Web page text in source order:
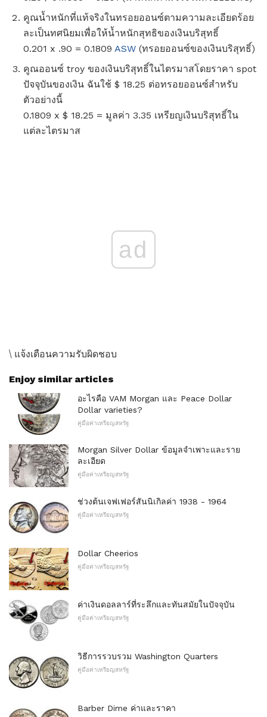
คูณน้ำหนักที่แท้จริงในทรอยออนซ์ตามความละเอียดร้อย
ละเป็นทศนิยมเพื่อให้น้ำหนักสุทธิของเงินบริสุทธิ์
0.201 x .90 = 0.1809 ASW (ทรอยออนซ์ของเงินบริสุทธิ์)
คูณออนซ์ troy ของเงินบริสุทธิ์ในไตรมาสโดยราคา spot
ปัจจุบันของเงิน ฉันใช้ $ 18.25 ต่อทรอยออนซ์สำหรับ
ตัวอย่างนี้
0.1809 x $ 18.25 = มูลค่า 3.35 เหรียญเงินบริสุทธิ์ใน
แต่ละไตรมาส
ad
\ แจ้งเตือนความรับผิดชอบ
Enjoy similar articles
อะไรคือ VAM Morgan และ Peace Dollar
Dollar varieties?
คู่มือค่าเหรียญสหรัฐ
Morgan Silver Dollar ข้อมูลจำเพาะและราย
ละเอียด
คู่มือค่าเหรียญสหรัฐ
ช่วงต้นเจฟเฟอร์สันนิเกิลค่า 1938 - 1964
คู่มือค่าเหรียญสหรัฐ
Dollar Cheerios
คู่มือค่าเหรียญสหรัฐ
ค่าเงินดอลลาร์ที่ระลึกและทันสมัยในปัจจุบัน
คู่มือค่าเหรียญสหรัฐ
วิธีการรวบรวม Washington Quarters
คู่มือค่าเหรียญสหรัฐ
Barber Dime ค่าและราคา